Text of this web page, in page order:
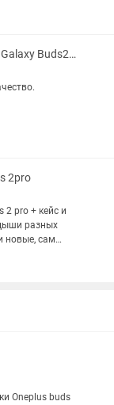
Наушники Samsung Galaxy Buds2 Pro.
2pro
pro + кейс и
разных
новые, сам
Звук и
Oneplus buds